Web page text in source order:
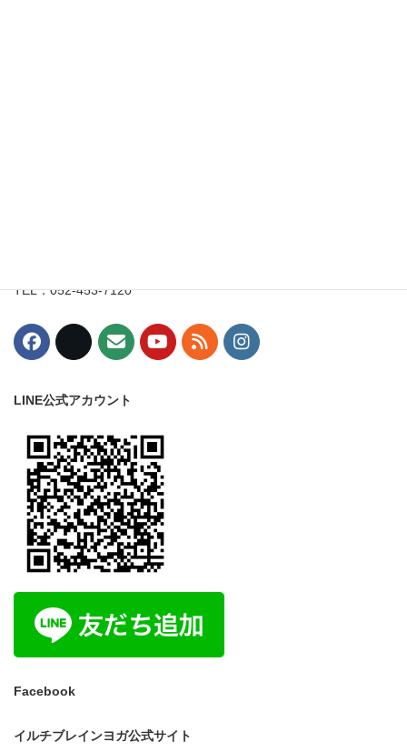
TEL：052-453-7120
LINE公式アカウント
Facebook
イルチブレインヨガ公式サイト